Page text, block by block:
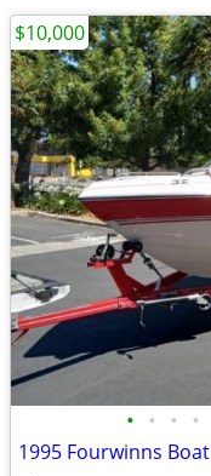
• • • •
1995 Fourwinns Boat
$10,000